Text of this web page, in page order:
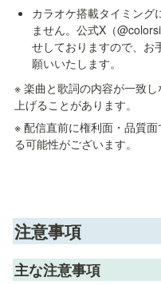
カラオケ搭載タイミング
ません。公式X（
せしておりますので、お
願いいたします。
※ 楽曲と歌詞の内容が一致
上げることがあります。
※ 配信直前に権利面・品質
る可能性がございます。
注意事項
主な注意事項